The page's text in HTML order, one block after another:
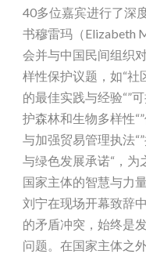
40多位嘉宾进行了深
书穆雷玛（Elizabeth
会并与中国民间组织
样性保护议题，如“社
的最佳实践与经验“”
护森林和生物多样性
与加强贸易管理执法
与绿色发展承诺“，为
国家主体的智慧与力
刘宁在现场开幕致辞
的矛盾冲突，始终是
问题。在国家主体之